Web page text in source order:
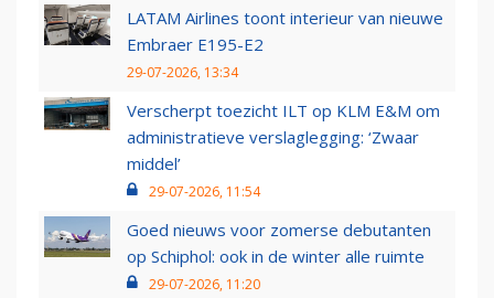
LATAM Airlines toont interieur van nieuwe
Embraer E195-E2
29-07-2026, 13:34
Verscherpt toezicht ILT op KLM E&M om
administratieve verslaglegging: ‘Zwaar
middel’
29-07-2026, 11:54
Goed nieuws voor zomerse debutanten
op Schiphol: ook in de winter alle ruimte
29-07-2026, 11:20